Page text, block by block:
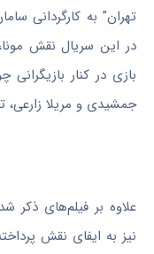
تهران” به کارگردانی
در این سریال نقش
بازی در کنار
جمشیدی و مریلا
علاوه بر فیلم‌های ذکر
نیز به ایفای نقش